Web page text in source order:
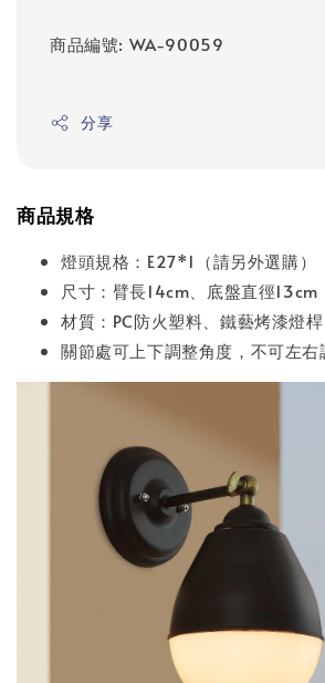
商品編號: WA-90059
分享
商品規格
燈頭規格：E27*1（請另外選購）
尺寸：臂長14cm、底盤直徑13cm
材質：PC防火塑料、鐵藝烤漆燈桿
關節處可上下調整角度，不可左右